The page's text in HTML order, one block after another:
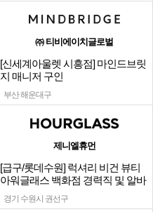
㈜ 티비에이치글로벌
[신세계아울렛 시흥점] 마인드브릿
지 매니저 구인
부산 해운대구
제니엘휴먼
[급구/롯데수원] 럭셔리 비건 뷰티
아워글래스 백화점 경력직 및 알바
채용
경기 수원시 권선구